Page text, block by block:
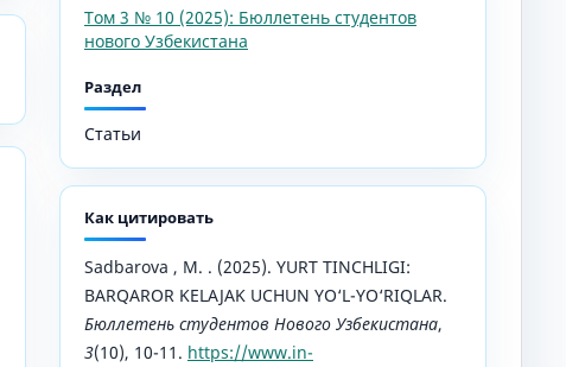
Том 3 № 10 (2025): Бюллетень студентов
нового Узбекистана
Раздел
Статьи
Как цитировать
Sadbarova , M. . (2025). YURT TINCHLIGI:
BARQAROR KELAJAK UCHUN YO‘L-YO‘RIQLAR.
Бюллетень студентов Нового Узбекистана,
3(10), 10-11. https://www.in-